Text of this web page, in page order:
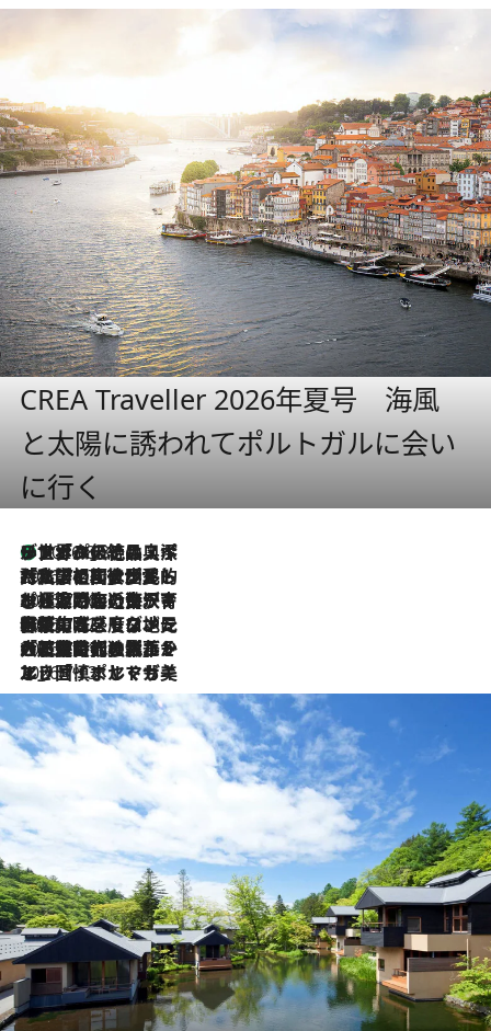
CREA Traveller 2026年夏号 海風
と太陽に誘われてポルトガルに会い
に行く
2026.8.8
リスボンの絶品スイーツ「パステル・デ・ナタ」とは？ポルトガル伝統の奥深い世界へ
2026.7.27
「私の祖国はポルトガル語です」国民的詩人フェルナンド・ペソアと、彼が愛した文学の街を歩く
2026.7.26
ポルトガル近海が育む極上の海の幸。キリリと冷えた白ワインと愉しむ、シーフード専門店の贅沢
2026.7.22
伝統の味をモダンに昇華。高感度な地元客が集う、リスボンの最旬ガストロノミー
2026.7.21
大航海時代の栄華から、震災、独裁、そして革命へ。ポルトガル・首都リスボンの石畳に刻まれた「歴史の光と影」
2026.7.13
エッセイ・ヤマザキマリ「慎ましくも美しき国 ポルトガル」